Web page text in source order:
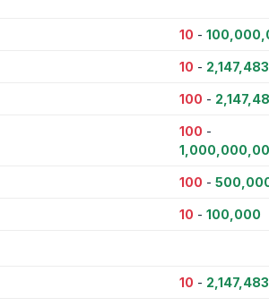
10 -
10 -
100 -
100 -
100 -
10 - 100,000
10 -